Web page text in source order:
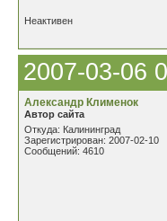
Неактивен
2007-03-06
Александр Клименок
Автор сайта
Откуда: Калининград
Зарегистрирован: 2007-02-10
Сообщений: 4610